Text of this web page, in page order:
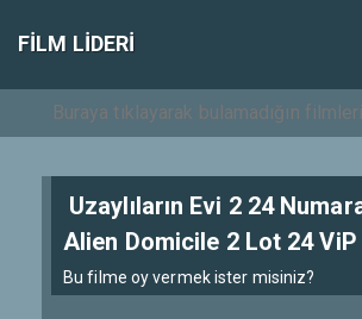
FILM LIDERI
Uzaylıların Evi 2 24
Alien Domicile 2 Lot 24 ViP
Bu filme oy vermek ister misiniz?